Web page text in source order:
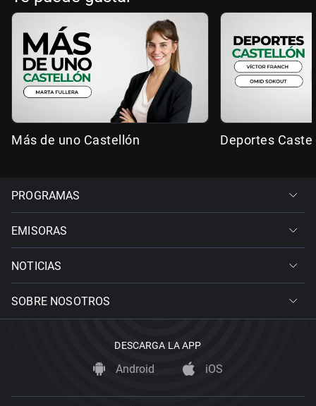
Más de uno Castellón Deportes
PROGRAMAS
EMISORAS
NOTICIAS
SOBRE NOSOTROS
DESCARGA LA APP
Android iOS